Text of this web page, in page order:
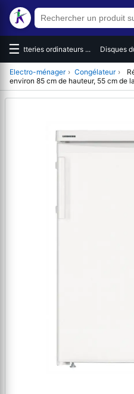
☰Batteries ordinateurs ... Disques
Electro-ménager › Congélateur ›
environ 85 cm de hauteur, 55 cm de